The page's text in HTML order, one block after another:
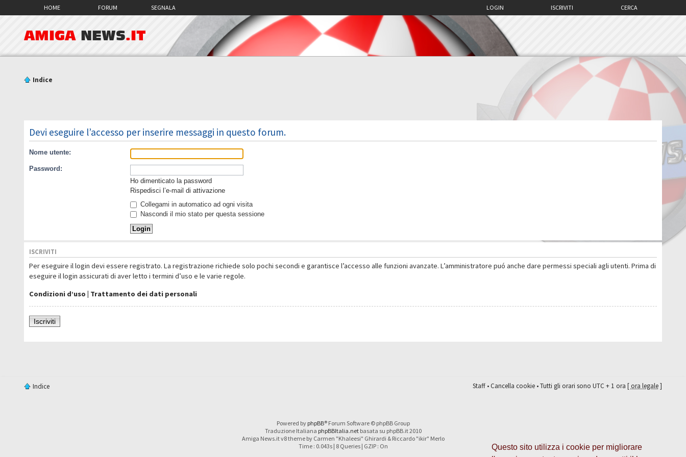
Questo sito utilizza i cookie per migliorare
HOME FORUM SEGNALA CERCA
ISCRIVITI
LOGIN
AMIGA NEWS.IT
Indice
Devi eseguire l’accesso per inserire messaggi in questo forum.
Nome utente:
Password:
Ho dimenticato la password
Rispedisci l’e-mail di attivazione
Collegami in automatico ad ogni visita
Nascondi il mio stato per questa sessione
ISCRIVITI
Per eseguire il login devi essere registrato. La registrazione richiede solo pochi secondi e garantisce l’accesso alle funzioni avanzate. L’amministratore puó anche dare permessi speciali agli utenti. Prima di
eseguire il login assicurati di aver letto i termini d’uso e le varie regole.
Condizioni d’uso | Trattamento dei dati personali
Iscriviti
Indice Staff•Cancella cookie• Tutti gli orari sono UTC + 1 ora [ora legale]
Powered by phpBB® Forum Software © phpBB Group
Traduzione Italiana phpBBItalia.netbasata su phpBB.it 2010
Amiga News.it v8 theme by Carmen "Khaleesi" Ghirardi & Riccardo "ikir" Merlo
Time : 0.043s | 8 Queries | GZIP : On